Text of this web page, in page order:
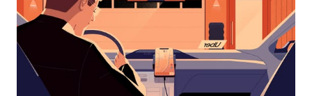
ー
を
操
作
し、